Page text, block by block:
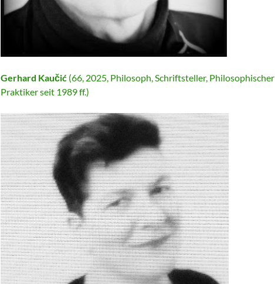
Gerhard Kaučić (66, 2025, Philosoph, Schriftsteller, Philosophischer
Praktiker seit 1989 ff.)